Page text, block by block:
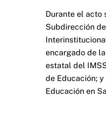
Durante el acto
Subdirección
encargado de
estatal del
de Educación;
Educación en